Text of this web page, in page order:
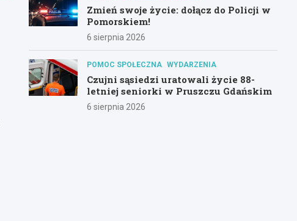
Zmień swoje życie: dołącz do Policji w
Pomorskiem!
6 sierpnia 2026
POMOC SPOŁECZNA WYDARZENIA
Czujni sąsiedzi uratowali życie 88-
letniej seniorki w Pruszczu Gdańskim
6 sierpnia 2026